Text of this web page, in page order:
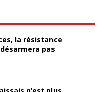
la résistance
pas